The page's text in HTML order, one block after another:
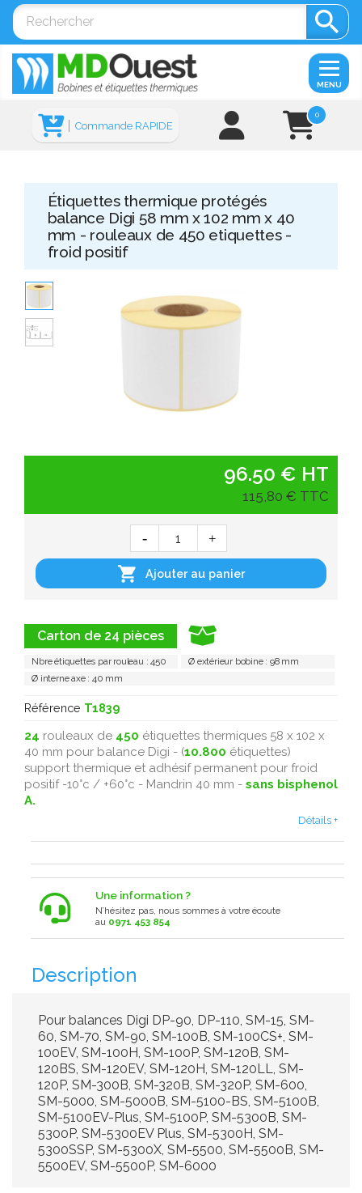

0
Commande RAPIDE
MENU
Étiquettes thermique protégés
balance Digi 58 mm x 102 mm x 40
mm - rouleaux de 450 etiquettes -
froid positif
Carton de 24 pièces
Nbre étiquettes par rouleau : 450
Ø extérieur bobine : 98 mm
Ø interne axe : 40 mm
Référence T1839
24 rouleaux de 450 étiquettes thermiques 58 x 102 x
40 mm pour balance Digi - (10.800 étiquettes)
support thermique et adhésif permanent pour froid
positif -10°c / +60°c - Mandrin 40 mm - sans bisphenol
A.
Détails +
Une information ?
N’hésitez pas, nous sommes à votre écoute
au 0971 453 854
96.50 € HT
115,80 € TTC
 Ajouter au panier
Description
Pour balances Digi DP-90, DP-110, SM-15, SM-
60, SM-70, SM-90, SM-100B, SM-100CS+, SM-
100EV, SM-100H, SM-100P, SM-120B, SM-
120BS, SM-120EV, SM-120H, SM-120LL, SM-
120P, SM-300B, SM-320B, SM-320P, SM-600,
SM-5000, SM-5000B, SM-5100-BS, SM-5100B,
SM-5100EV-Plus, SM-5100P, SM-5300B, SM-
5300P, SM-5300EV Plus, SM-5300H, SM-
5300SSP, SM-5300X, SM-5500, SM-5500B, SM-
5500EV, SM-5500P, SM-6000